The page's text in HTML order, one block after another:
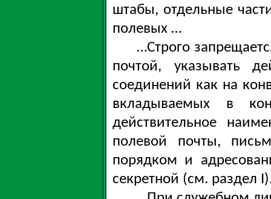
штабы, отдельные
полевых …
…Строго
почтой, указывать
соединений как на
вкладываемых в
действительное
полевой почты,
порядком и
секретной (см. раздел